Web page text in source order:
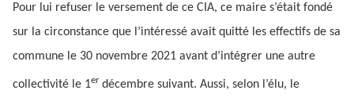
Pour lui refuser le versement de ce CIA, ce maire s’était fondé
sur la circonstance que l’intéressé avait quitté les effectifs de sa
commune le 30 novembre 2021 avant d’intégrer une autre
collectivité le 1er décembre suivant. Aussi, selon l’élu, le